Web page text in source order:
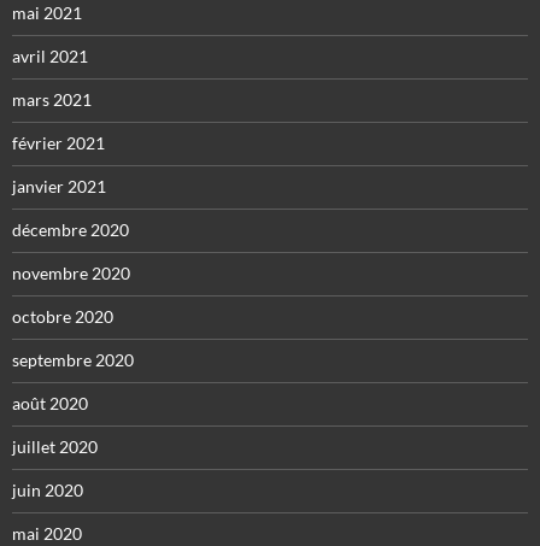
mai 2021
avril 2021
mars 2021
février 2021
janvier 2021
décembre 2020
novembre 2020
octobre 2020
septembre 2020
août 2020
juillet 2020
juin 2020
mai 2020